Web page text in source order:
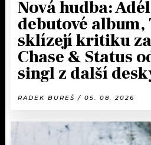
MIX
OSTATNÍ
Nová hudba:
debutové album,
sklízejí kritiku
Chase & Status
singl z další
RADEK BUREŠ / 05. 08. 2026